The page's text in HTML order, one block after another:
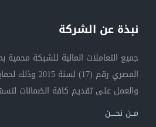
نبذة عن الشركة
جميع التعاملات المالية للشبكة محمية
المصري رقم (17)
والعمل على تقديم كافة الضمانات
مــن نحــــن